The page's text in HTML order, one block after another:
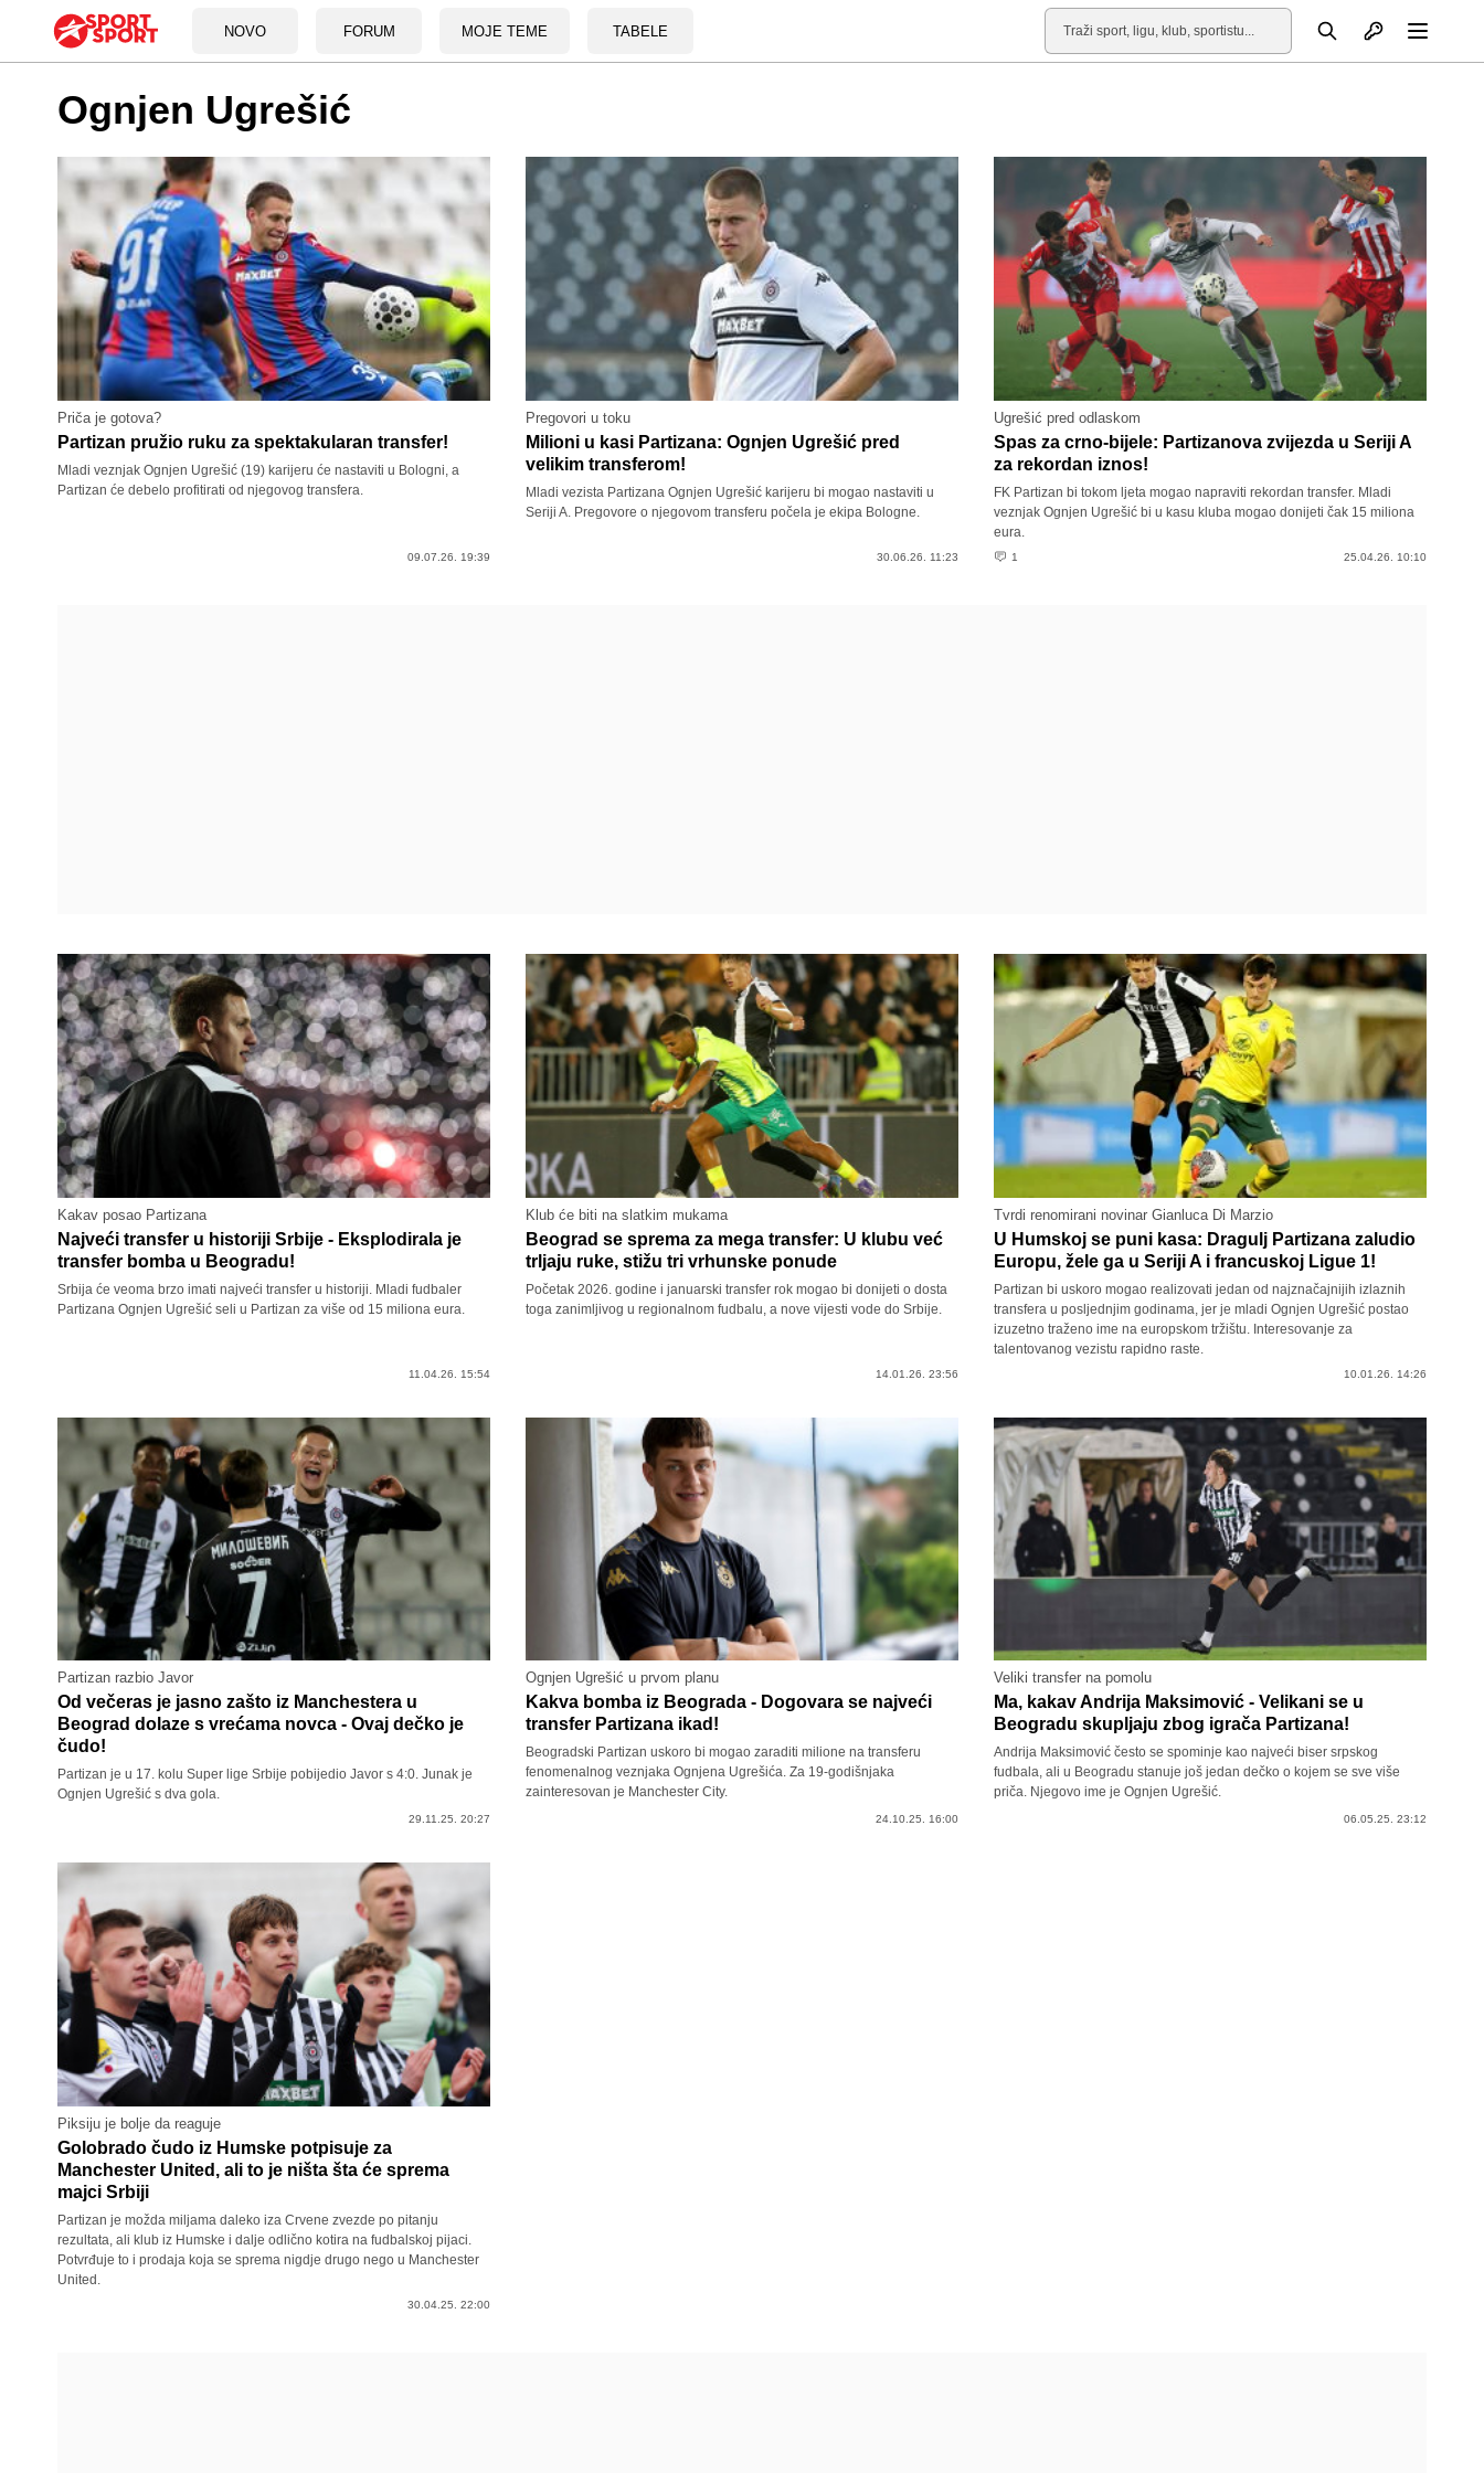
NOVO FORUM MOJE TEME TABELE
Pretraga Otvori profil
Ognjen Ugrešić
Priča je gotova?
Partizan pružio ruku za spektakularan transfer!
Mladi veznjak Ognjen Ugrešić (19) karijeru će nastaviti u Bologni, a
Partizan će debelo profitirati od njegovog transfera.
09.07.26. 19:39
Pregovori u toku
Milioni u kasi Partizana: Ognjen Ugrešić pred
velikim transferom!
Mladi vezista Partizana Ognjen Ugrešić karijeru bi mogao nastaviti u
Seriji A. Pregovore o njegovom transferu počela je ekipa Bologne.
30.06.26. 11:23
Ugrešić pred odlaskom
Spas za crno-bijele: Partizanova zvijezda u Seriji A
za rekordan iznos!
FK Partizan bi tokom ljeta mogao napraviti rekordan transfer. Mladi
veznjak Ognjen Ugrešić bi u kasu kluba mogao donijeti čak 15 miliona
eura.
1 25.04.26. 10:10
Kakav posao Partizana
Najveći transfer u historiji Srbije - Eksplodirala je
transfer bomba u Beogradu!
Srbija će veoma brzo imati najveći transfer u historiji. Mladi fudbaler
Partizana Ognjen Ugrešić seli u Partizan za više od 15 miliona eura.
11.04.26. 15:54
Klub će biti na slatkim mukama
Beograd se sprema za mega transfer: U klubu već
trljaju ruke, stižu tri vrhunske ponude
Početak 2026. godine i januarski transfer rok mogao bi donijeti o dosta
toga zanimljivog u regionalnom fudbalu, a nove vijesti vode do Srbije.
14.01.26. 23:56
Tvrdi renomirani novinar Gianluca Di Marzio
U Humskoj se puni kasa: Dragulj Partizana zaludio
Europu, žele ga u Seriji A i francuskoj Ligue 1!
Partizan bi uskoro mogao realizovati jedan od najznačajnijih izlaznih
transfera u posljednjim godinama, jer je mladi Ognjen Ugrešić postao
izuzetno traženo ime na europskom tržištu. Interesovanje za
talentovanog vezistu rapidno raste.
10.01.26. 14:26
Partizan razbio Javor
Od večeras je jasno zašto iz Manchestera u
Beograd dolaze s vrećama novca - Ovaj dečko je
čudo!
Partizan je u 17. kolu Super lige Srbije pobijedio Javor s 4:0. Junak je
Ognjen Ugrešić s dva gola.
29.11.25. 20:27
Ognjen Ugrešić u prvom planu
Kakva bomba iz Beograda - Dogovara se najveći
transfer Partizana ikad!
Beogradski Partizan uskoro bi mogao zaraditi milione na transferu
fenomenalnog veznjaka Ognjena Ugrešića. Za 19-godišnjaka
zainteresovan je Manchester City.
24.10.25. 16:00
Veliki transfer na pomolu
Ma, kakav Andrija Maksimović - Velikani se u
Beogradu skupljaju zbog igrača Partizana!
Andrija Maksimović često se spominje kao najveći biser srpskog
fudbala, ali u Beogradu stanuje još jedan dečko o kojem se sve više
priča. Njegovo ime je Ognjen Ugrešić.
06.05.25. 23:12
Piksiju je bolje da reaguje
Golobrado čudo iz Humske potpisuje za
Manchester United, ali to je ništa šta će sprema
majci Srbiji
Partizan je možda miljama daleko iza Crvene zvezde po pitanju
rezultata, ali klub iz Humske i dalje odlično kotira na fudbalskoj pijaci.
Potvrđuje to i prodaja koja se sprema nigdje drugo nego u Manchester
United.
30.04.25. 22:00